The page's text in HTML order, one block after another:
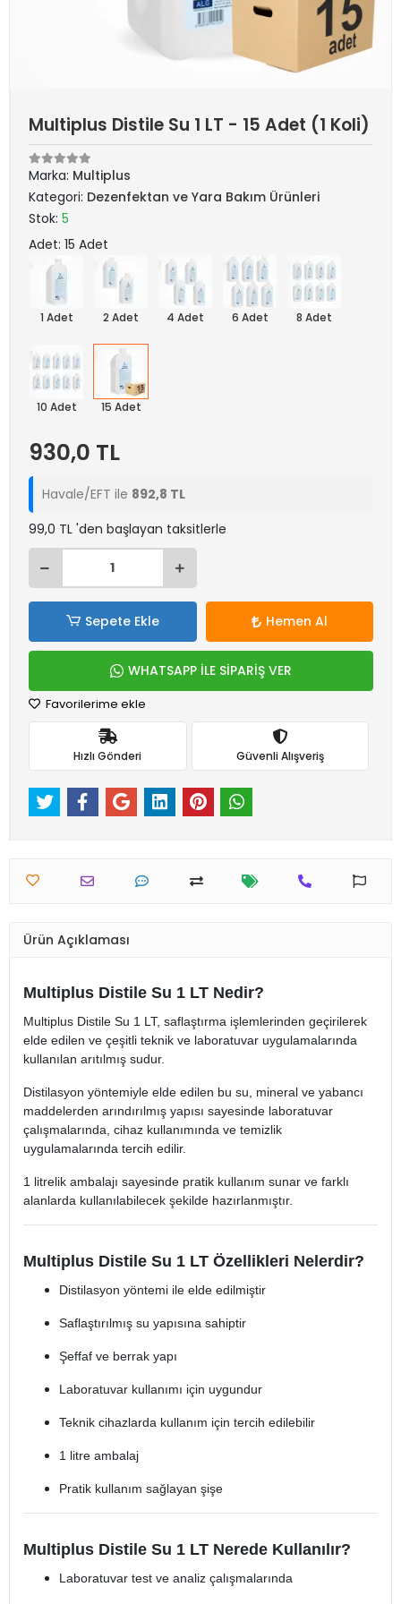
Multiplus Distile Su 1 LT - 15 Adet (1 Koli)
Marka: Multiplus
Kategori: Dezenfektan ve Yara Bakım Ürünleri
Stok: 5
Adet: 15 Adet
1 Adet 2 Adet 4 Adet 6 Adet 8 Adet
10 Adet 15 Adet
930,0 TL
Havale/EFT ile 892,8 TL
99,0 TL 'den başlayan taksitlerle
Sepete Ekle Hemen Al
WHATSAPP İLE SİPARİŞ VER
Favorilerime ekle
Hızlı Gönderi Güvenli Alışveriş
Ürün Açıklaması
Multiplus Distile Su 1 LT Nedir?
Multiplus Distile Su 1 LT, saflaştırma işlemlerinden geçirilerek
elde edilen ve çeşitli teknik ve laboratuvar uygulamalarında
kullanılan arıtılmış sudur.
Distilasyon yöntemiyle elde edilen bu su, mineral ve yabancı
maddelerden arındırılmış yapısı sayesinde laboratuvar
çalışmalarında, cihaz kullanımında ve temizlik
uygulamalarında tercih edilir.
1 litrelik ambalajı sayesinde pratik kullanım sunar ve farklı
alanlarda kullanılabilecek şekilde hazırlanmıştır.
Multiplus Distile Su 1 LT Özellikleri Nelerdir?
Distilasyon yöntemi ile elde edilmiştir
Saflaştırılmış su yapısına sahiptir
Şeffaf ve berrak yapı
Laboratuvar kullanımı için uygundur
Teknik cihazlarda kullanım için tercih edilebilir
1 litre ambalaj
Pratik kullanım sağlayan şişe
Multiplus Distile Su 1 LT Nerede Kullanılır?
Laboratuvar test ve analiz çalışmalarında